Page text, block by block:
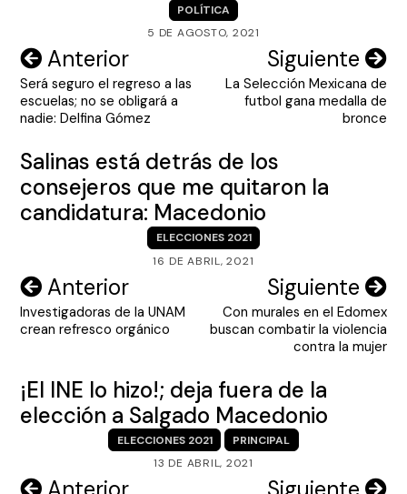
POLÍTICA
5 DE AGOSTO, 2021
Navegación
de
entradas
Anterior
Será seguro el regreso a las
escuelas; no se obligará a
nadie: Delfina Gómez
Siguiente
La Selección Mexicana de
futbol gana medalla de
bronce
Salinas está detrás de los
consejeros que me quitaron la
candidatura: Macedonio
ELECCIONES 2021
16 DE ABRIL, 2021
Navegación
de
Anterior
Investigadoras de la UNAM
crean refresco orgánico
Siguiente
Con murales en el Edomex
buscan combatir la violencia
contra la mujer
¡El INE lo hizo!; deja fuera de la
elección a Salgado Macedonio
ELECCIONES 2021
PRINCIPAL
13 DE ABRIL, 2021
Navegación